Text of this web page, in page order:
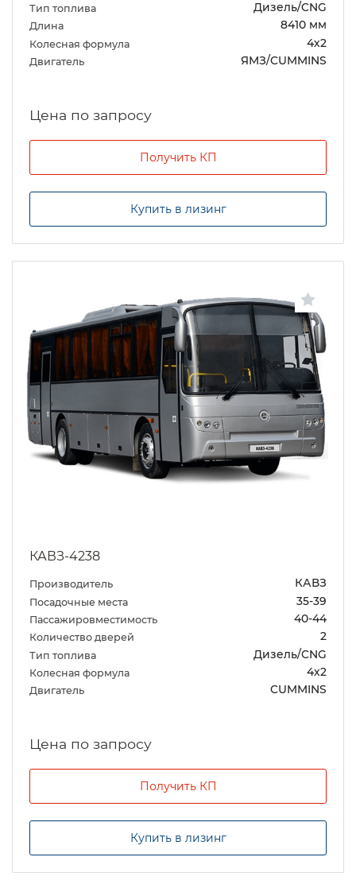
Тип топлива Дизель/CNG
Длина 8410 мм
Колесная формула 4х2
Двигатель ЯМЗ/CUMMINS
Цена по запросу
Получить КП
Купить в лизинг
КАВЗ-4238
Производитель КАВЗ
Посадочные места 35-39
Пассажировместимость 40-44
Количество дверей 2
Тип топлива Дизель/CNG
Колесная формула 4х2
Двигатель CUMMINS
Цена по запросу
Получить КП
Купить в лизинг